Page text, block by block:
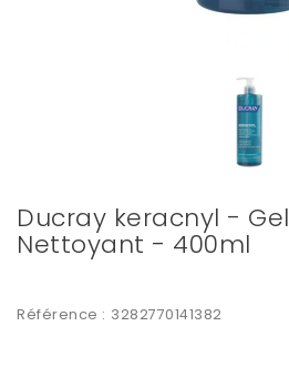
Ducray keracnyl - Gel
Nettoyant - 400ml
Référence : 3282770141382